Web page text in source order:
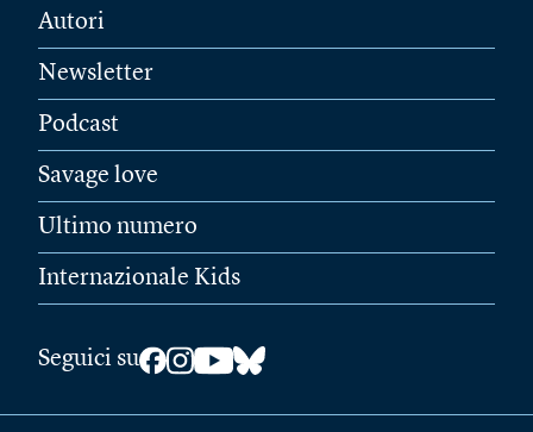
Autori
Newsletter
Podcast
Savage love
Ultimo numero
Internazionale Kids
Seguici su